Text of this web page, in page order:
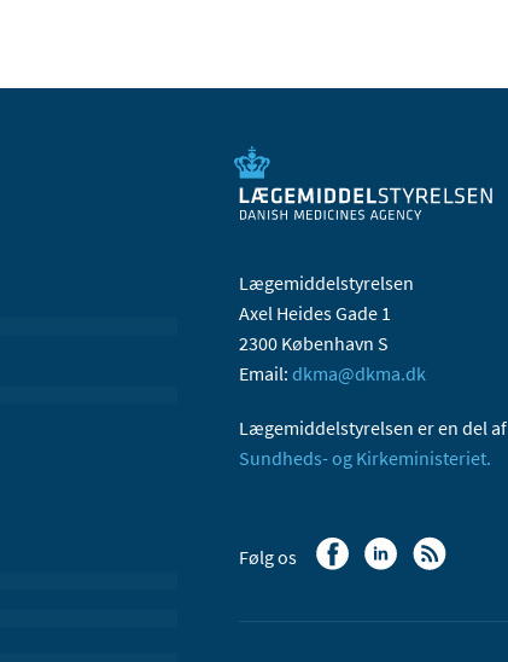
Lægemiddelstyrelsen
Axel Heides Gade 1
2300 København S
Email: dkma@dkma.dk
Lægemiddelstyrelsen er en del af
Sundheds- og Kirkeministeriet.
Følg os